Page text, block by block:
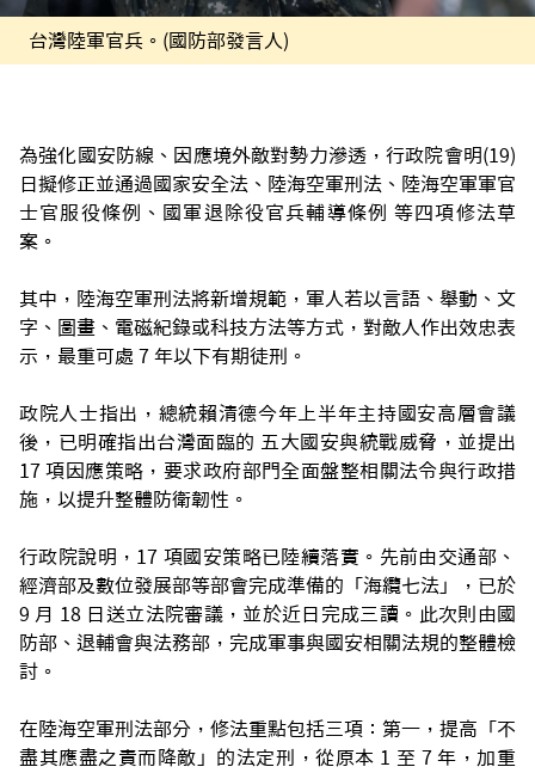
台灣陸軍官兵。(國防部發言人)
為強化國安防線、因應境外敵對勢力滲透，行政院會明(19)
日擬修正並通過國家安全法、陸海空軍刑法、陸海空軍軍官
士官服役條例、國軍退除役官兵輔導條例 等四項修法草
案。
其中，陸海空軍刑法將新增規範，軍人若以言語、舉動、文
字、圖畫、電磁紀錄或科技方法等方式，對敵人作出效忠表
示，最重可處 7 年以下有期徒刑。
政院人士指出，總統賴清德今年上半年主持國安高層會議
後，已明確指出台灣面臨的 五大國安與統戰威脅，並提出
17 項因應策略，要求政府部門全面盤整相關法令與行政措
施，以提升整體防衛韌性。
行政院說明，17 項國安策略已陸續落實。先前由交通部、
經濟部及數位發展部等部會完成準備的「海纜七法」，已於
9 月 18 日送立法院審議，並於近日完成三讀。此次則由國
防部、退輔會與法務部，完成軍事與國安相關法規的整體檢
討。
在陸海空軍刑法部分，修法重點包括三項：第一，提高「不
盡其應盡之責而降敵」的法定刑，從原本 1 至 7 年，加重